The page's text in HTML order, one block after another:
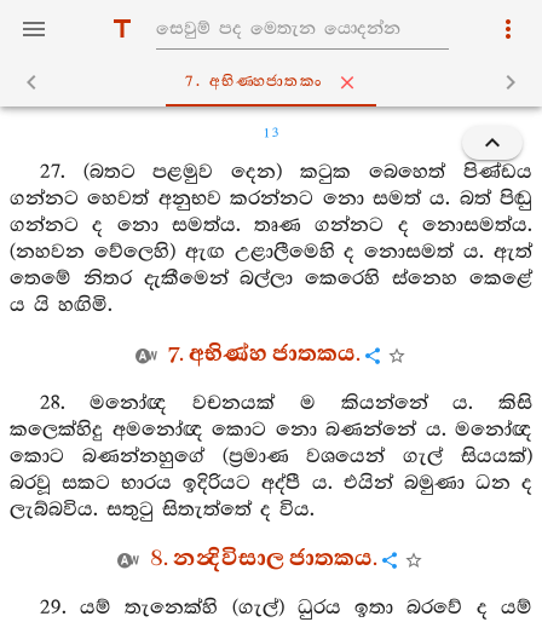
7. අභිණ‍්හජාතකං
13
27. (බතට පළමුව දෙන) කටුක බෙහෙත් පිණ්ඩය
ගන්නට හෙවත් අනුභව කරන්නට නො සමත් ය. බත් පිඬු
ගන්නට ද නො සමත්ය. තෘණ ගන්නට ද නොසමත්ය.
(නහවන වේලෙහි) ඇඟ උළාලීමෙහි ද නොසමත් ය. ඇත්
තෙමේ නිතර දැකීමෙන් බල්ලා කෙරෙහි ස්නෙහ කෙළේ
ය යි හඟිමි.
7. අභිණ්හ ජාතකය.
28. මනෝඥ වචනයක් ම කියන්නේ ය. කිසි
කලෙක්හිදු අමනෝඥ කොට නො බණන්නේ ය. මනෝඥ
කොට බණන්නහුගේ (ප්‍රමාණ වශයෙන් ගැල් සියයක්)
බරවූ සකට භාරය ඉදිරියට අද්පී ය. එයින් බමුණා ධන ද
ලැබ්බවිය. සතුටු සිතැත්තේ ද විය.
8. නන්‍දිවිසාල ජාතකය.
29. යම් තැනෙක්හි (ගැල්) ධුරය ඉතා බරවේ ද යම්